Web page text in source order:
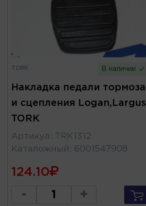
TORK В наличии
Накладка педали тормоза
и сцепления Logan,Largus
TORK
Артикул :
TRK1312
Каталожный : 6001547908
124.10
- +